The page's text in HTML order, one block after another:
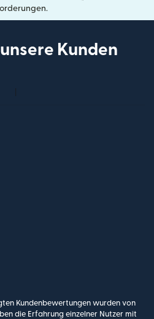
Kunden
Kundenbewertungen wurden von
die Erfahrung einzelner Nutzer mit